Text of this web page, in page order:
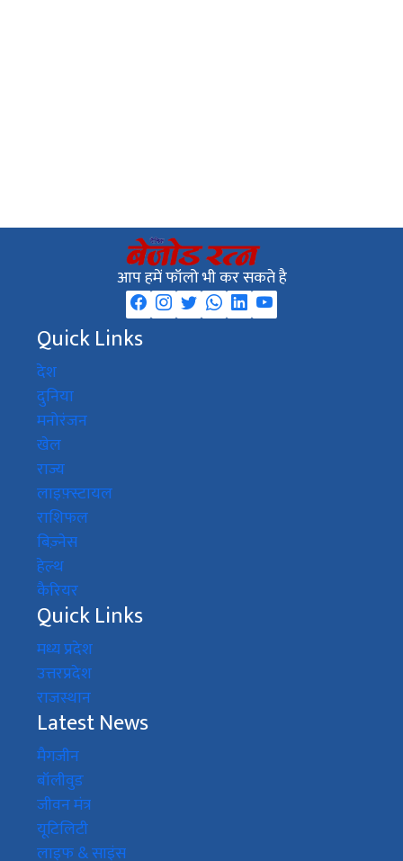
आप हमें फॉलो भी कर सकते है
Quick Links
देश
दुनिया
मनोरंजन
खेल
राज्य
लाइफ़्स्टायल
राशिफल
बिज़्नेस
हेल्थ
कैरियर
Quick Links
मध्य प्रदेश
उत्तरप्रदेश
राजस्थान
Latest News
मैगजीन
बॉलीवुड
जीवन मंत्र
यूटिलिटी
लाइफ & साइंस